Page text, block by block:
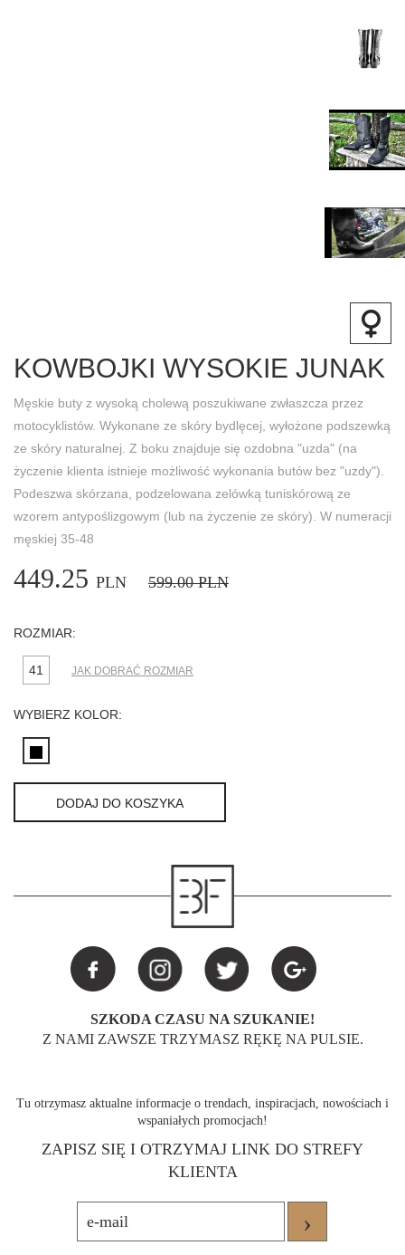
KOWBOJKI WYSOKIE JUNAK
Męskie buty z wysoką cholewą poszukiwane zwłaszcza przez
motocyklistów. Wykonane ze skóry bydlęcej, wyłożone podszewką
ze skóry naturalnej. Z boku znajduje się ozdobna "uzda" (na
życzenie klienta istnieje możliwość wykonania butów bez "uzdy").
Podeszwa skórzana, podzelowana zelówką tuniskórową ze
wzorem antypoślizgowym (lub na życzenie ze skóry). W numeracji
męskiej 35-48
449.25 PLN 599.00PLN
ROZMIAR:
41 JAK DOBRAĆ ROZMIAR
WYBIERZ KOLOR:
DODAJ DO KOSZYKA
SZKODA CZASU NA SZUKANIE!
Z NAMI ZAWSZE TRZYMASZ RĘKĘ NA PULSIE.
Tu otrzymasz aktualne informacje o trendach, inspiracjach, nowościach i
wspaniałych promocjach!
ZAPISZ SIĘ I OTRZYMAJ LINK DO STREFY
KLIENTA
›